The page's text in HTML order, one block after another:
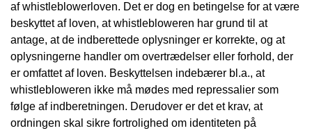
af whistleblowerloven. Det er dog en betingelse for at være
beskyttet af loven, at whistlebloweren har grund til at
antage, at de indberettede oplysninger er korrekte, og at
oplysningerne handler om overtrædelser eller forhold, der
er omfattet af loven. Beskyttelsen indebærer bl.a., at
whistlebloweren ikke må mødes med repressalier som
følge af indberetningen. Derudover er det et krav, at
ordningen skal sikre fortrolighed om identiteten på